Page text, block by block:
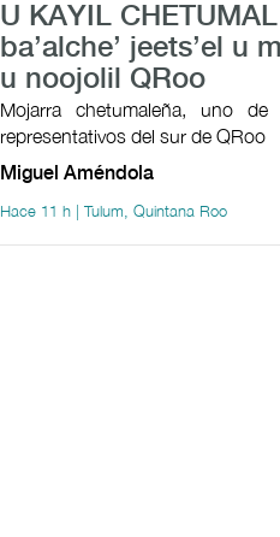
U KAYIL
ba’alche’ jeets’el u
u noojolil QRoo
Mojarra chetumaleña, uno
representativos del sur de QRoo
Miguel Améndola
Hace 11 h | Tulum, Quintana Roo